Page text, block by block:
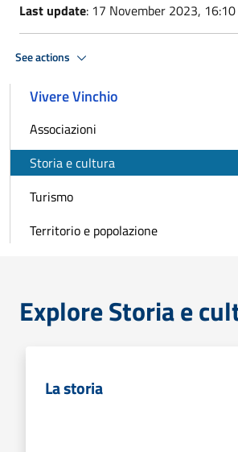
Last update: 17 November 2023, 16:10
See actions
Vivere Vinchio
Associazioni
Storia e cultura
Turismo
Territorio e popolazione
Explore Storia e
La storia